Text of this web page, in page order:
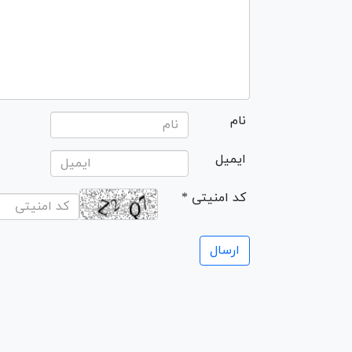
نام
ایمیل
* کد امنیتی